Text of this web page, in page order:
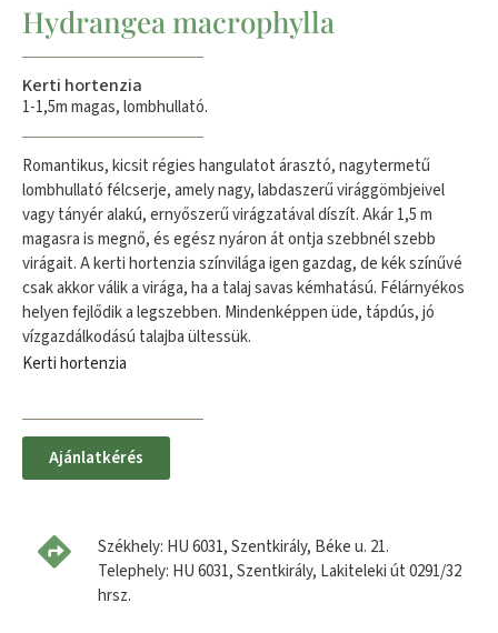
Hydrangea macrophylla
Kerti hortenzia
1-1,5m magas, lombhullató.
Romantikus, kicsit régies hangulatot árasztó, nagytermetű
lombhullató félcserje, amely nagy, labdaszerű virággömbjeivel
vagy tányér alakú, ernyőszerű virágzatával díszít. Akár 1,5 m
magasra is megnő, és egész nyáron át ontja szebbnél szebb
virágait. A kerti hortenzia színvilága igen gazdag, de kék színűvé
csak akkor válik a virága, ha a talaj savas kémhatású. Félárnyékos
helyen fejlődik a legszebben. Mindenképpen üde, tápdús, jó
vízgazdálkodású talajba ültessük.
Kerti hortenzia
Ajánlatkérés
Székhely: HU 6031, Szentkirály, Béke u. 21.
Telephely: HU 6031, Szentkirály, Lakiteleki út 0291/32
hrsz.